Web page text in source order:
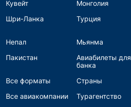
Кувейт Монголия
Шри-Ланка
Турция
Непал
Мьянма
Пакистан
Авиабилеты для
банка
Все форматы Страны
Все авиакомпании
Турагентство